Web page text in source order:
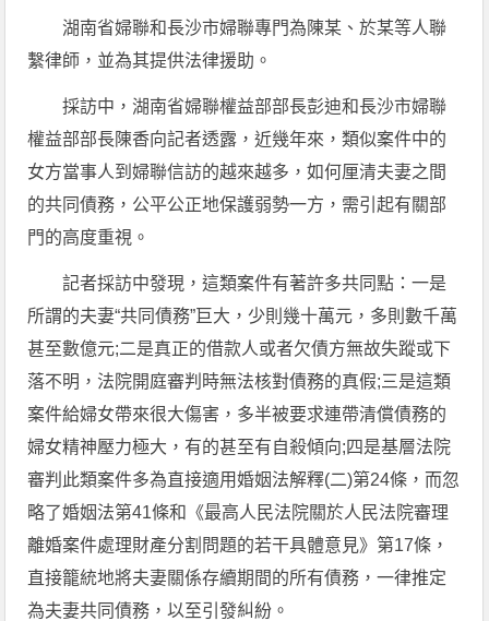
湖南省婦聯和長沙市婦聯專門為陳某、於某等人聯
繫律師，並為其提供法律援助。
採訪中，湖南省婦聯權益部部長彭迪和長沙市婦聯
權益部部長陳香向記者透露，近幾年來，類似案件中的
女方當事人到婦聯信訪的越來越多，如何厘清夫妻之間
的共同債務，公平公正地保護弱勢一方，需引起有關部
門的高度重視。
記者採訪中發現，這類案件有著許多共同點：一是
所謂的夫妻“共同債務”巨大，少則幾十萬元，多則數千萬
甚至數億元;二是真正的借款人或者欠債方無故失蹤或下
落不明，法院開庭審判時無法核對債務的真假;三是這類
案件給婦女帶來很大傷害，多半被要求連帶清償債務的
婦女精神壓力極大，有的甚至有自殺傾向;四是基層法院
審判此類案件多為直接適用婚姻法解釋(二)第24條，而忽
略了婚姻法第41條和《最高人民法院關於人民法院審理
離婚案件處理財產分割問題的若干具體意見》第17條，
直接籠統地將夫妻關係存續期間的所有債務，一律推定
為夫妻共同債務，以至引發糾紛。